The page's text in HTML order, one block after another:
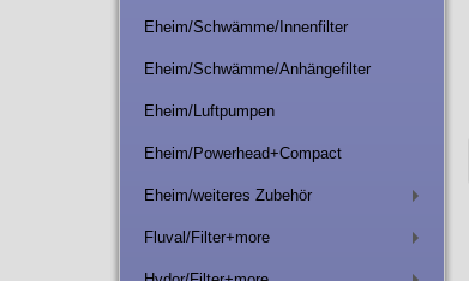
Eheim/Schwämme/Innenfilter
Eheim/Schwämme/Anhängefilter
Eheim/Luftpumpen
Eheim/Powerhead+Compact
Eheim/weiteres Zubehör
Fluval/Filter+more